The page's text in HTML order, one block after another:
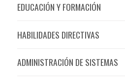
EDUCACIÓN Y FORMACIÓN
HABILIDADES DIRECTIVAS
ADMINISTRACIÓN DE SISTEMAS